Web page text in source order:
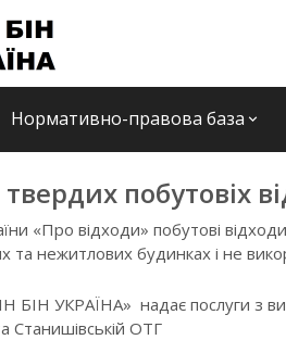
Нормативно-правова база keyboard_arrow_down
побутовіх
«Про відходи» побутові
нежитлових будинках і не
БІН УКРАЇНА» надає послуги з
Станишівській ОТГ